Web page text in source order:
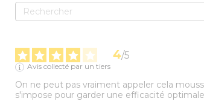
4/5
Avis collecté par un tiers
On ne peut pas vraiment appeler cela
s'impose pour garder une efficacité